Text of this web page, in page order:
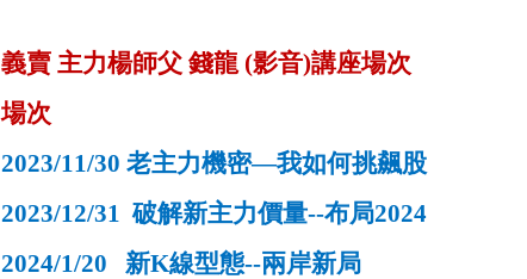
義賣 主力楊師父 錢龍(影音)講座場次
場次
2023/11/30 老主力機密—我如何挑飆股
2023/12/31破解新主力價量--布局2024
2024/1/20 新K線型態--兩岸新局